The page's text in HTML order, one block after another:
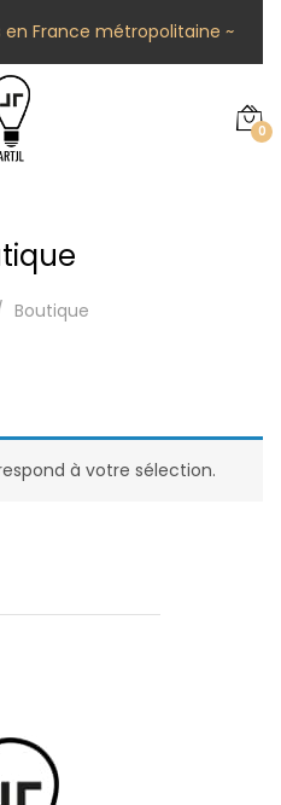
en France métropolitaine ~
0
Boutique
à votre sélection.